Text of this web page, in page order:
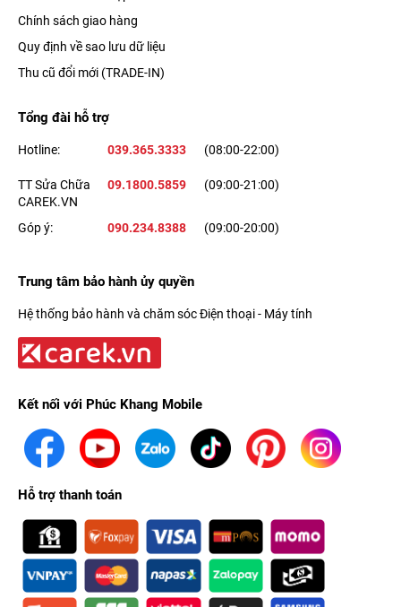
Chính sách giao hàng
Quy định về sao lưu dữ liệu
Thu cũ đổi mới (TRADE-IN)
Tổng đài hỗ trợ
Hotline: 039.365.3333 (08:00-22:00)
TT Sửa Chữa
CAREK.VN
09.1800.5859 (09:00-21:00)
Góp ý: 090.234.8388 (09:00-20:00)
Trung tâm bảo hành ủy quyền
Hệ thống bảo hành và chăm sóc Điện thoại - Máy tính
Kết nối với Phúc Khang Mobile
Hỗ trợ thanh toán